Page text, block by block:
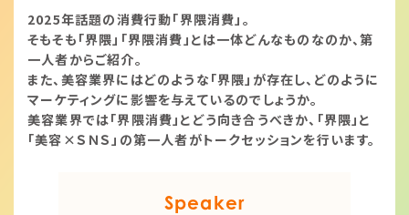
2025年話題の消費行動「界隈消費」。
そもそも「界隈」「界隈消費」とは一体どんなものなのか、第
一人者からご紹介。
また、美容業界にはどのような「界隈」が存在し、どのように
マーケティングに影響を与えているのでしょうか。
美容業界では「界隈消費」とどう向き合うべきか、「界隈」と
「美容×ＳＮＳ」の第一人者がトークセッションを行います。
Speaker